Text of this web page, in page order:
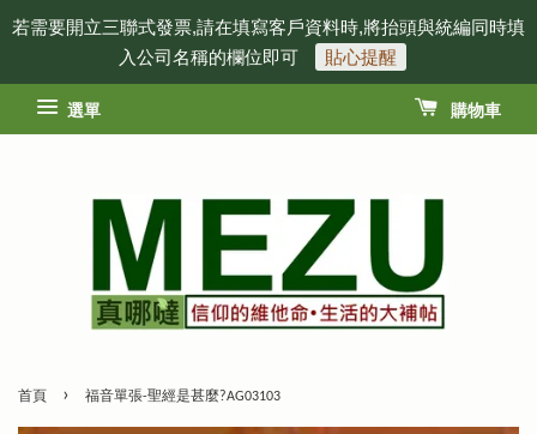
若需要開立三聯式發票,請在填寫客戶資料時,將抬頭與統編同時填
入公司名稱的欄位即可
貼心提醒
選單 購物車
首頁 › 福音單張-聖經是甚麼?AG03103